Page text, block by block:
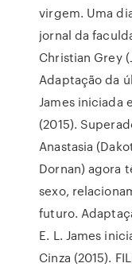
virgem. Uma
jornal da
Christian Grey
Adaptação da
James iniciada
(2015).
Anastasia
Dornan) agora
sexo,
futuro.
E. L. James
Cinza (2015).